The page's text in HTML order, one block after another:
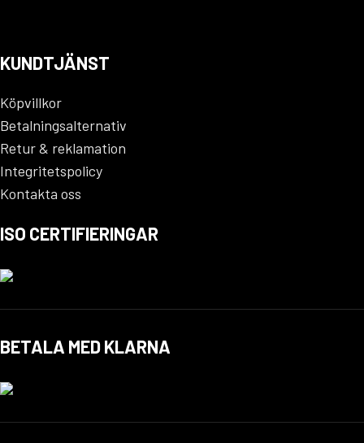
KUNDTJÄNST
Köpvillkor
Betalningsalternativ
Retur & reklamation
Integritetspolicy
Kontakta oss
ISO CERTIFIERINGAR
BETALA MED KLARNA